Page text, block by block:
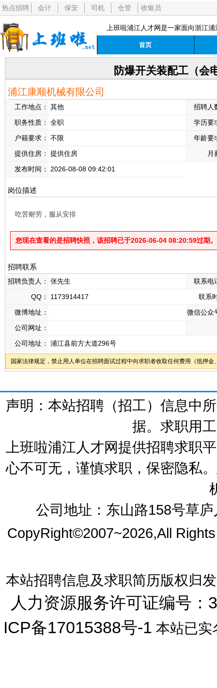
热点招聘 会计 保安 司机 仓管 收银员
上班啦浦江人才网是一家面向浙江
首页
防爆开关装配工（会
浦江康顺机械有限公司
工作地点： 其他
招聘人
职务性质：
全职
学历要
户籍要求：
不限
年龄要
提供住房：
提供住房
月
发布时间：
2026-08-08 09:42:01
岗位描述
吃苦耐劳，服从安排
您现在查看的是招聘快照，该招聘已于2026-06-04 08:20:59过期。
招聘联系
招聘负责人： 张先生
联系电
QQ：
1173914417
联系
微博地址：
微信公众
公司网址：
公司地址：
浦江县前方大道296号
国家法律规定，禁止用人单位在招聘面试过程中向求职者收取任何费用（抵押
声明：本站招聘（招工）信息中
据。求职用
上班啦浦江人才网提供招聘求职
心不可无，谨慎求职，保密隐私
公司地址：东山路158号草
CopyRight©2007~2026,All
本站招聘信息及求职简历版权归
人力资源服务许可证编号
ICP备17015388号-1 本站已